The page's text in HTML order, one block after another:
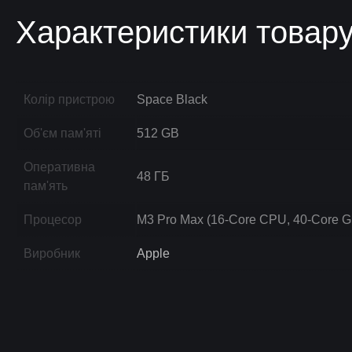
Характеристики
Колір пристрою Space Black
Об'єм пам'яті 512 GB
Оперативна
пам'ять
48 ГБ
Процесор M3 Pro Max (16-Core CPU, 40-Core
Виробник Apple